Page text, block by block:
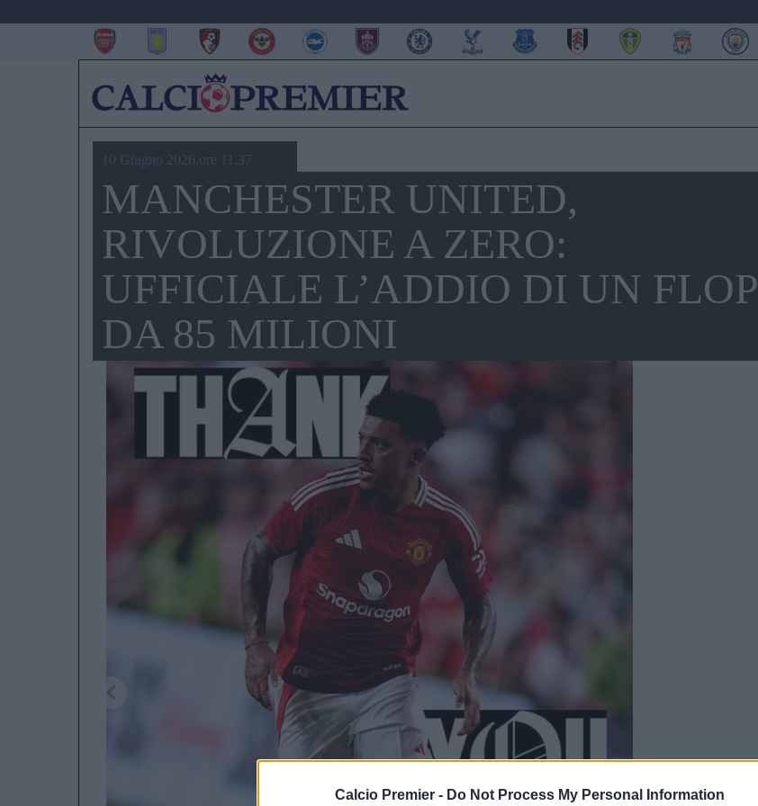
Calcio Premier - Do Not Process My Personal Information
10 Giugno 2026,ore 11.37
MANCHESTER UNITED,
RIVOLUZIONE A ZERO:
UFFICIALE L’ADDIO DI UN FLOP
DA 85 MILIONI